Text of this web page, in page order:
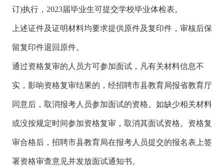
订)执行，2023届毕业生可提交学校毕业体检表。
上述证件及证明材料均要求提供原件及复印件，审核后保
留复印件退回原件。
通过资格复审的人员方可参加面试，凡有关材料信息不
实，影响资格复审结果的，经招聘市县教育局报省教育厅
同意后，取消报考人员参加面试的资格。如缺少相关材料
或没按规定时间参加资格复审，取消其面试资格。资格复
审合格后，招聘市县教育局在报考人员提交的报名表上签
署资格审查意见并发放面试通知书。